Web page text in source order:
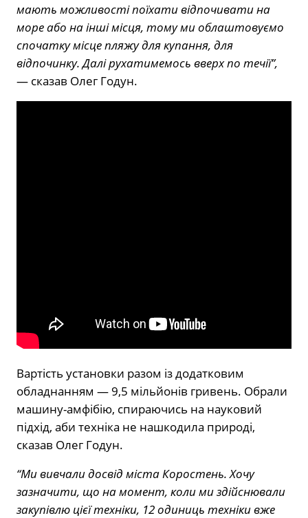
мають можливості поїхати відпочивати на
море або на інші місця, тому ми облаштовуємо
спочатку місце пляжу для купання, для
відпочинку. Далі рухатимемось вверх по течії”,
— сказав Олег Годун.
Вартість установки разом із додатковим
обладнанням — 9,5 мільйонів гривень. Обрали
машину-амфібію, спираючись на науковий
підхід, аби техніка не нашкодила природі,
сказав Олег Годун.
“Ми вивчали досвід міста Коростень. Хочу
зазначити, що на момент, коли ми здійснювали
закупівлю цієї техніки, 12 одиниць техніки вже